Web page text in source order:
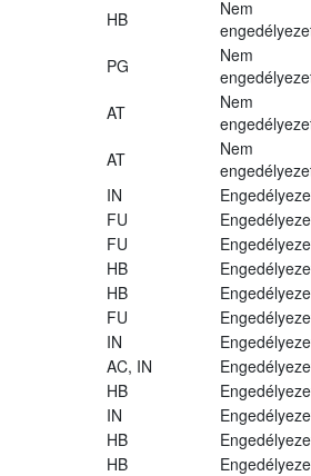
HB
Nem
PG
Nem
AT
Nem
AT
Nem
IN
FU
FU
HB
HB
FU
IN
AC, IN
HB
IN
HB
HB